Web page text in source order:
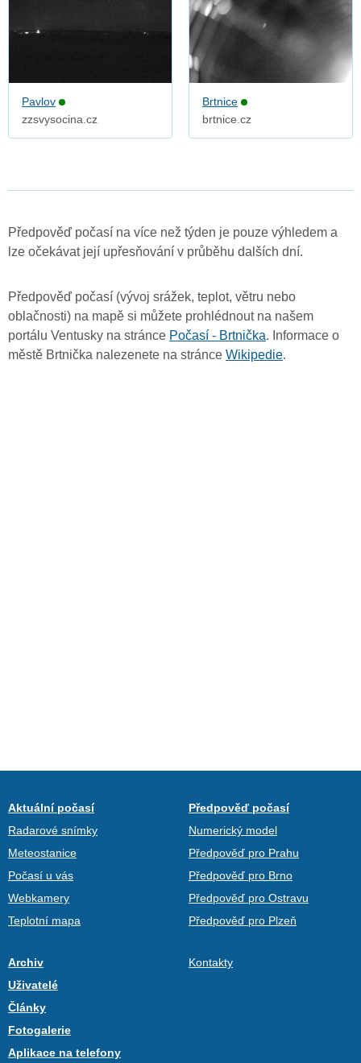
Pavlov
zzsvysocina.cz
Brtnice
brtnice.cz
Předpověď počasí na více než týden je pouze výhledem a
lze očekávat její upřesňování v průběhu dalších dní.
Předpověď počasí (vývoj srážek, teplot, větru nebo
oblačnosti) na mapě si můžete prohlédnout na našem
portálu Ventusky na stránce Počasí - Brtnička. Informace o
městě Brtnička nalezenete na stránce Wikipedie.
Aktuální počasí
Radarové snímky
Meteostanice
Počasí u vás
Webkamery
Teplotní mapa
Předpověď počasí
Numerický model
Předpověď pro Prahu
Předpověď pro Brno
Předpověď pro Ostravu
Předpověď pro Plzeň
Archiv
Uživatelé
Články
Fotogalerie
Aplikace na telefony
Kontakty